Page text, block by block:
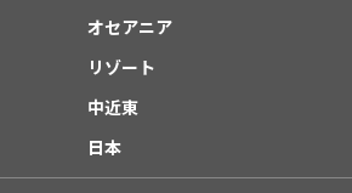
オセアニア
リゾート
中近東
日本